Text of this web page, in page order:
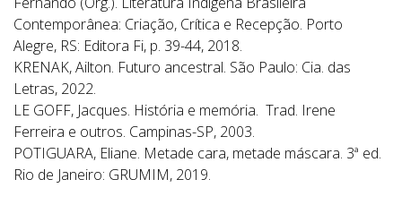
Contemporânea: Criação, Crítica e Recepção. Porto
Alegre, RS: Editora Fi, p. 39-44, 2018.
KRENAK, Ailton. Futuro ancestral. São Paulo: Cia. das
Letras, 2022.
LE GOFF, Jacques. História e memória. Trad. Irene
Ferreira e outros. Campinas-SP, 2003.
POTIGUARA, Eliane. Metade cara, metade máscara. 3ª ed.
Rio de Janeiro: GRUMIM, 2019.